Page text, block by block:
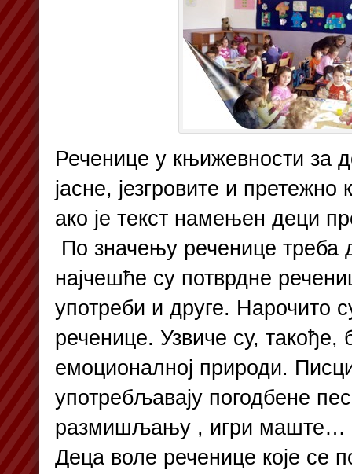
Реченице у књижевности за
јасне, језгровите и
ако је текст намењен деци
По значењу реченице треба
најчешће су потврдне
употреби и друге. Нарочито
реченице. Узвиче су, такође,
емоционалној природи.
употребљавају погодбене
размишљању , игри маште…
Деца воле реченице које се